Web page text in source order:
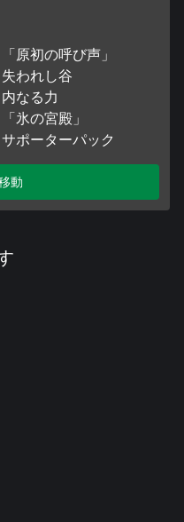
原初の呼び声」
われし谷
なる力
氷の宮殿」
ポーターパック
動